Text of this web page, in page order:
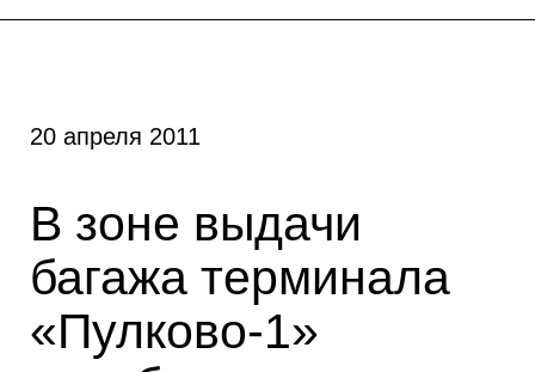
20 апреля 2011
В зоне выдачи
багажа терминала
«Пулково-1»